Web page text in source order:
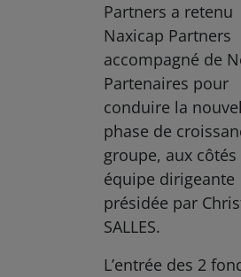
Partners a retenu
Naxicap Partners
accompagné de
Partenaires pour
conduire la
phase de
groupe, aux côtés
équipe dirigeante
présidée par
SALLES.
L’entrée des 2